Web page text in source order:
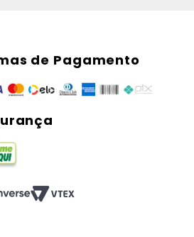
de Pagamento